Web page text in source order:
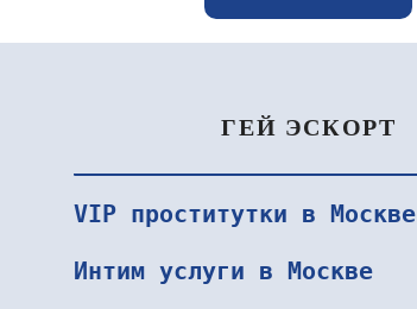
ГЕЙ ЭСКОРТ
VIP проститутки в Москве
Интим услуги в Москве